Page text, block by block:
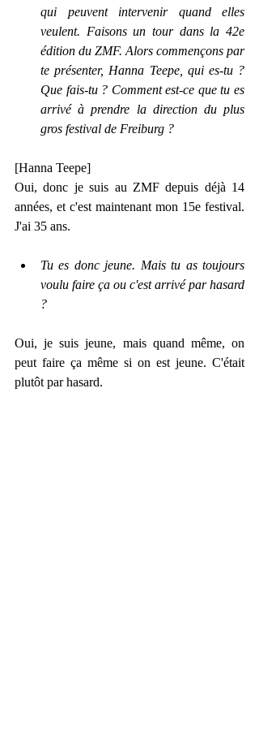
qui peuvent intervenir quand elles
veulent. Faisons un tour dans la 42e
édition du ZMF. Alors commençons par
te présenter, Hanna Teepe, qui es-tu ?
Que fais-tu ? Comment est-ce que tu es
arrivé à prendre la direction du plus
gros festival de Freiburg ?
[Hanna Teepe]
Oui, donc je suis au ZMF depuis déjà 14
années, et c'est maintenant mon 15e festival.
J'ai 35 ans.
Tu es donc jeune. Mais tu as toujours
voulu faire ça ou c'est arrivé par hasard
?
Oui, je suis jeune, mais quand même, on
peut faire ça même si on est jeune. C'était
plutôt par hasard.